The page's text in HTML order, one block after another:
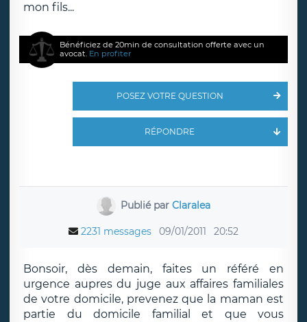
mon fils...
Bénéficiez de 20min de consultation offerte avec un
avocat. En profiter
POSEZ VOTRE QUESTION
RÉPONDRE
Publié parClaralea
2231 messages 09/01/2011 20:52
Bonsoir, dès demain, faites un référé en
urgence aupres du juge aux affaires familiales
de votre domicile, prevenez que la maman est
partie du domicile familial et que vous